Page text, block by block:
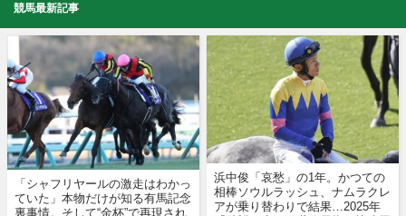
競馬最新記事
「シャフリヤールの激走はわかっ
ていた」本物だけが知る有馬記念
裏事情。そして“金杯”で再現され
浜中俊「哀愁」の1年。かつての
相棒ソウルラッシュ、ナムラクレ
アが乗り替わりで結果…2025年